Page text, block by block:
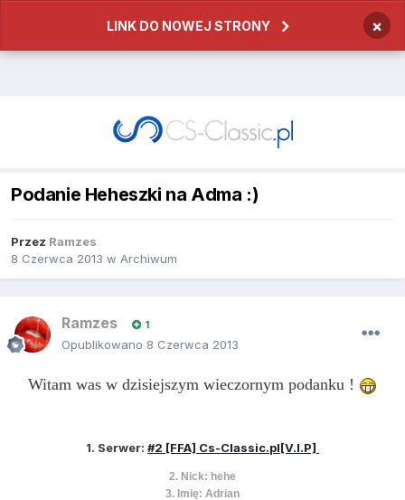
LINK DO NOWEJ STRONY ×
Podanie Heheszki na Adma :)
Przez Ramzes
8 Czerwca 2013 w Archiwum
Ramzes 1
Opublikowano 8 Czerwca 2013
Witam was w dzisiejszym wieczornym podanku !
1. Serwer: #2 [FFA] Cs-Classic.pl[V.I.P]
2. Nick: hehe
3. Imię: Adrian